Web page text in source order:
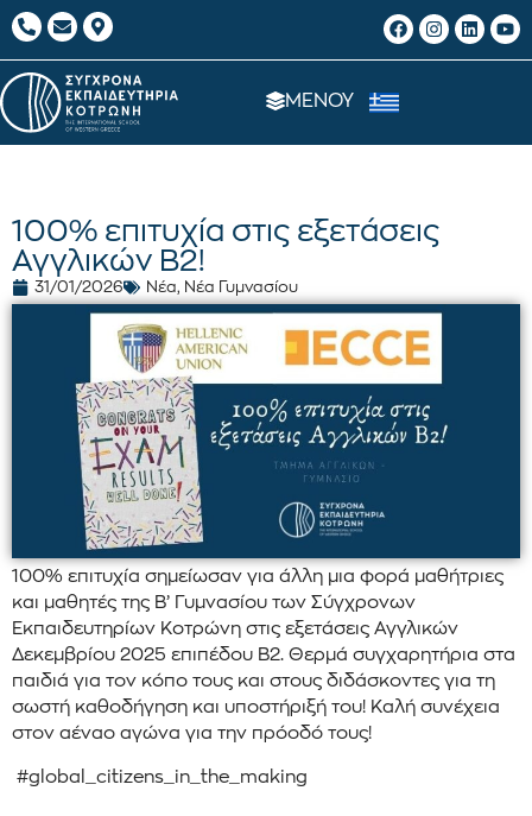
ΜΕΝΟΥ
100% επιτυχία στις εξετάσεις
Αγγλικών Β2!
31/01/2026 Νέα, Νέα Γυμνασίου
100% επιτυχία σημείωσαν για άλλη μια φορά μαθήτριες
και μαθητές της Β’ Γυμνασίου των Σύγχρονων
Εκπαιδευτηρίων Κοτρώνη στις εξετάσεις Αγγλικών
Δεκεμβρίου 2025 επιπέδου Β2. Θερμά συγχαρητήρια στα
παιδιά για τον κόπο τους και στους διδάσκοντες για τη
σωστή καθοδήγηση και υποστήριξή του! Καλή συνέχεια
στον αέναο αγώνα για την πρόοδό τους!
#global_citizens_in_the_making